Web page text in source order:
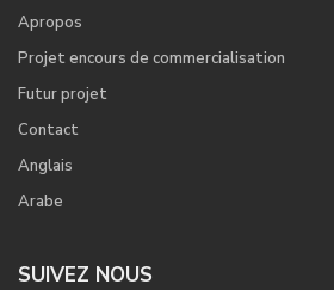
Apropos
Projet encours de commercialisation
Futur projet
Contact
Anglais
Arabe
SUIVEZ NOUS